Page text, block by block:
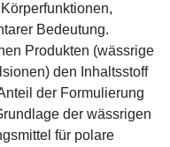
Bedeutung.
Produkten (wässrige
den Inhaltsstoff
der Formulierung
der wässrigen
für polare